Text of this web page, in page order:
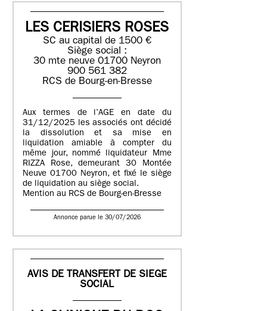
LES CERISIERS ROSES
SC au capital de 1500 €
Siège social :
30 mte neuve 01700 Neyron
900 561 382
RCS de Bourg-en-Bresse
Aux termes de l’AGE en date du
31/12/2025 les associés ont décidé
la dissolution et sa mise en
liquidation amiable à compter du
même jour, nommé liquidateur Mme
RIZZA Rose, demeurant 30 Montée
Neuve 01700 Neyron, et fixé le siège
de liquidation au siège social.
Mention au RCS de Bourg-en-Bresse
Annonce parue le 30/07/2026
AVIS DE TRANSFERT DE SIEGE
SOCIAL